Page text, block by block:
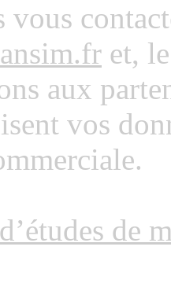
vous
et,
aux
vos
de